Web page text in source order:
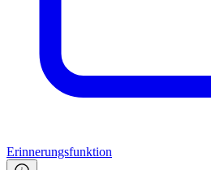
Erinnerungsfunktion